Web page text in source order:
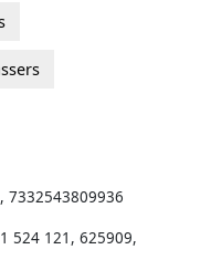
, 7332543809936
524 121 , 625909,